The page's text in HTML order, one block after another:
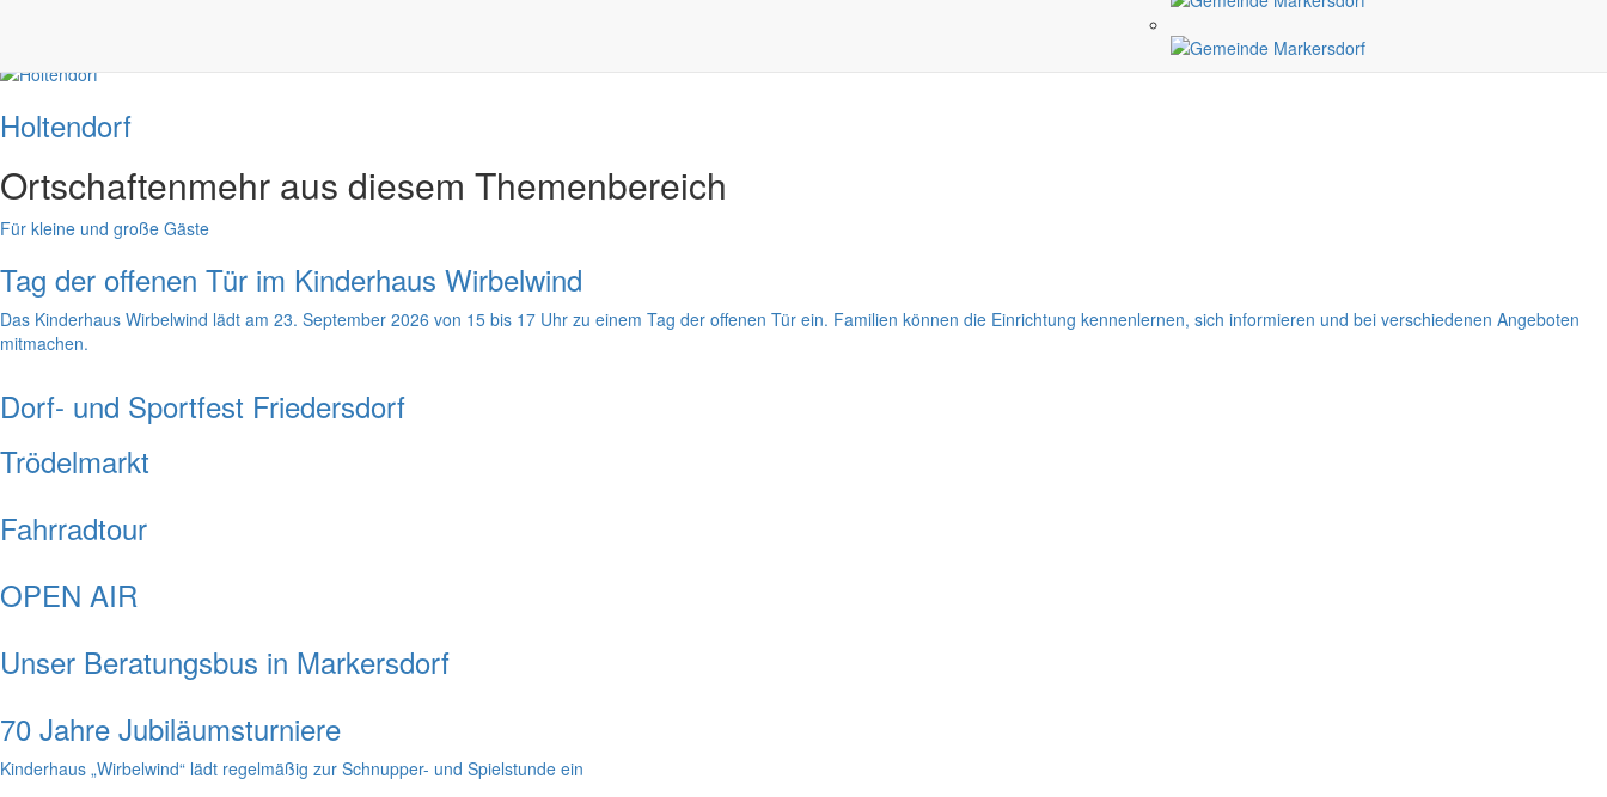
Holtendorf
Ortschaftenmehr aus diesem Themenbereich
Für kleine und große Gäste
Tag der offenen Tür im Kinderhaus Wirbelwind
Das Kinderhaus Wirbelwind lädt am 23. September 2026 von 15 bis 17 Uhr zu einem Tag der offenen Tür ein. Familien können die Einrichtung kennenlernen, sich informieren und bei verschiedenen Angeboten
mitmachen.
Dorf- und Sportfest Friedersdorf
Trödelmarkt
Fahrradtour
OPEN AIR
Unser Beratungsbus in Markersdorf
70 Jahre Jubiläumsturniere
Kinderhaus „Wirbelwind“ lädt regelmäßig zur Schnupper- und Spielstunde ein